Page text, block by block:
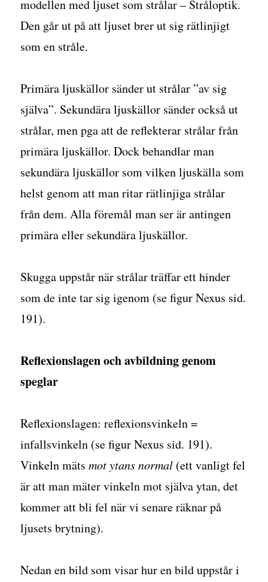
modellen med ljuset som strålar – Stråloptik.
Den går ut på att ljuset brer ut sig rätlinjigt
som en stråle.
Primära ljuskällor sänder ut strålar ”av sig
själva”. Sekundära ljuskällor sänder också ut
strålar, men pga att de reflekterar strålar från
primära ljuskällor. Dock behandlar man
sekundära ljuskällor som vilken ljuskälla som
helst genom att man ritar rätlinjiga strålar
från dem. Alla föremål man ser är antingen
primära eller sekundära ljuskällor.
Skugga uppstår när strålar träffar ett hinder
som de inte tar sig igenom (se figur Nexus sid.
191).
Reflexionslagen och avbildning genom
speglar
Reflexionslagen: reflexionsvinkeln =
infallsvinkeln (se figur Nexus sid. 191).
Vinkeln mätsmot ytans normal (ett vanligt fel
är att man mäter vinkeln mot själva ytan, det
kommer att bli fel när vi senare räknar på
ljusets brytning).
Nedan en bild som visar hur en bild uppstår i